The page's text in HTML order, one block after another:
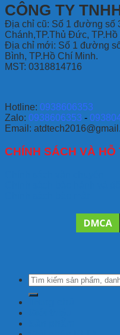
CÔNG TY
Địa chỉ cũ: Số 1 đường số
Chánh,TP.Thủ Đức, TP.Hồ
Địa chỉ mới: Số 1 đường
Bình, TP.Hồ Chí Minh.
MST: 0318814716
Hotline: 0938606353
Zalo: 0938606353 -
Email:
CHÍNH SÁCH VÀ HỖ
Tìm
kiếm: